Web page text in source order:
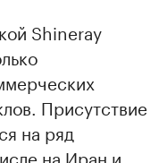
Shineray
Присутствие
на ряд
на Иран и